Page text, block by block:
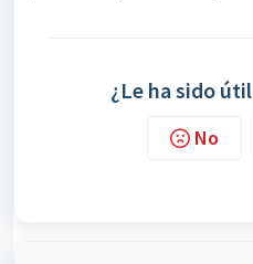
¿Le ha sido
No